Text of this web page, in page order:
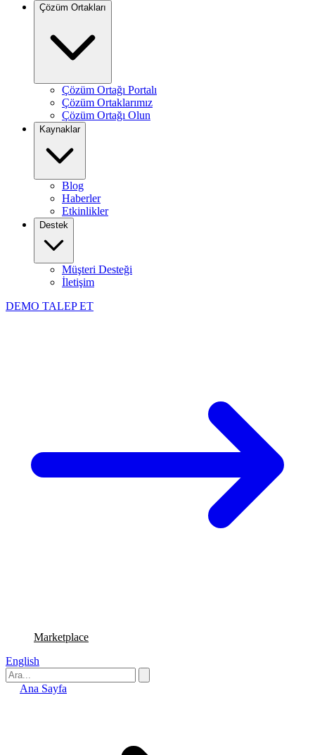
Çözüm Ortakları
Çözüm Ortağı Portalı
Çözüm Ortaklarımız
Çözüm Ortağı Olun
Kaynaklar
Blog
Haberler
Etkinlikler
Destek
Müşteri Desteği
İletişim
DEMO TALEP ET
Marketplace
English
Ana Sayfa